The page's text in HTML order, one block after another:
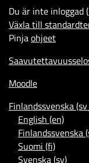
Du är inte inloggad (
Växla till
Pinjaohjeet
Moodle
Finlandssvenska
English ‎(en)‎
Finlandssvenska
Suomi ‎(fi)‎
Svenska ‎(sv)‎